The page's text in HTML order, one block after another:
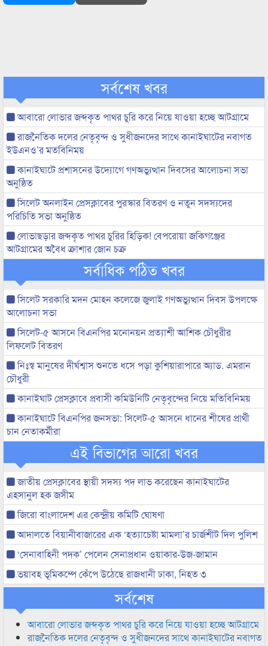
সর্বশেষ খবর
আবারো লোভার জব্দকৃত পাথর চুরি করে নিয়ে যাওয়া হচ্ছে আটগ্রামে
রাজনৈতিক দলের নেতৃবৃন্দ ও সুধীজনদের সাথে কানাইঘাটের নবাগত
ইউএনও’র মতবিনিময়
কানাইঘাটে প্রশাসনের উদ্যোগে গণঅভ্যুত্থান দিবসের আলোচনা সভা
অনুষ্ঠিত
সিলেট অনলাইন প্রেসক্লাবের পুরস্কার বিতরণ ও নতুন সদস্যদের
পরিচিতি সভা অনুষ্ঠিত
লোভাছড়ার জব্দকৃত পাথর চুরির হিড়িক! বেপরোয়া জকিগঞ্জের
আটগ্রামের অবৈধ ক্রাশার জোন চক্র
সর্বাধিক পঠিত খবর
সিলেট সরকারি মদন মোহন কলেজে জুলাই গণঅভ্যুত্থান দিবস উপলক্ষে
আলোচনা সভা
সিলেট-৫ আসনে বিএনপির মনোনয়ন প্রত্যাশী আশিক চৌধুরীর
লিফলেট বিতরণ
নিঃস্ব মানুষের দীর্ঘশ্বাস শুনতে ধসে পড়া কুশিয়ারাপারে অ্যাড. এমরান
চৌধুরী
কানাইঘাট প্রেসক্লাবে প্রবাসী কমিউনিটি নেতৃবৃন্দের নিয়ে মতিবিনিময়
কানাইঘাটে বিএনপির জনসভা: সিলেট-৫ আসনে ধানের শীষের প্রার্থী
চান নেতাকর্মীরা
এই বিভাগের আরো খবর
জাতীয় প্রেসক্লাবের স্থায়ী সদস্য পদ লাভ করেছেন কানাইঘাটের
এহসানুল হক জসীম
জিরো বাংলাদেশ এর কেন্দ্রীয় কমিটি ঘোষণা
আদালতে বিয়ানীবাজারের এক ‘হত্যাচেষ্টা মামলা’র চার্জশীট দিল পুলিশ
‘সেনাবাহিনী পদক’ পেলেন সেনাপ্রধান ওয়াকার-উজ-জামান
ভয়াবহ ভূমিকম্পে কেঁপে উঠেছে রাজধানী ঢাকা, নিহত ৩
সর্বশেষ
আবারো লোভার জব্দকৃত পাথর চুরি করে নিয়ে যাওয়া হচ্ছে আটগ্রামে
রাজনৈতিক দলের নেতৃবৃন্দ ও সুধীজনদের সাথে কানাইঘাটের নবাগত